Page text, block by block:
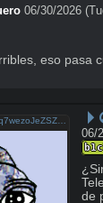
06/30/2026
eso pasa
06/
de